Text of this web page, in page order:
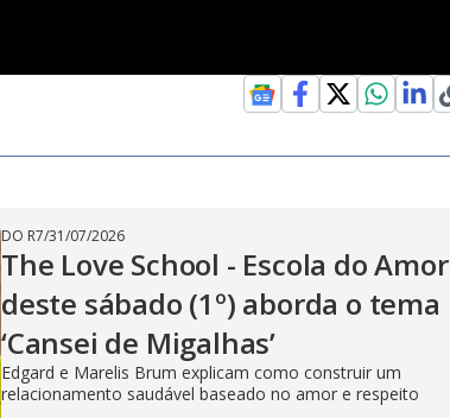
DO R7/31/07/2026
The Love School - Escola do Amor
deste sábado (1º) aborda o tema
‘Cansei de Migalhas’
Edgard e Marelis Brum explicam como construir um
relacionamento saudável baseado no amor e respeito